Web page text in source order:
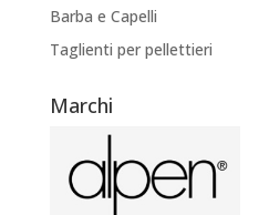
Barba e Capelli
Taglienti per pellettieri
Marchi